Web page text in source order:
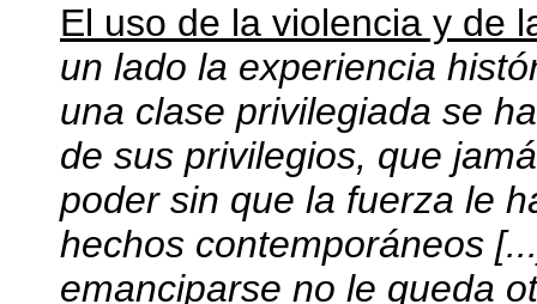
El uso de la violencia y de
un lado la experiencia
una clase privilegiada se
de sus privilegios, que
poder sin que la fuerza le
hechos contemporáneos
emanciparse no le queda